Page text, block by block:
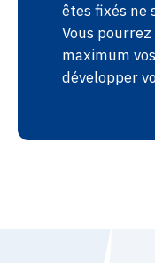
êtes fixés ne
Vous
maximum
développer